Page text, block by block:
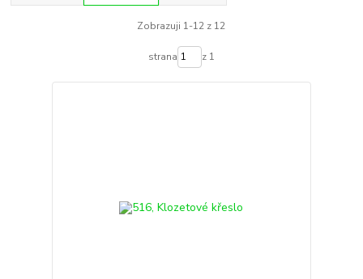
Zobrazuji 1-12 z 12
strana z 1